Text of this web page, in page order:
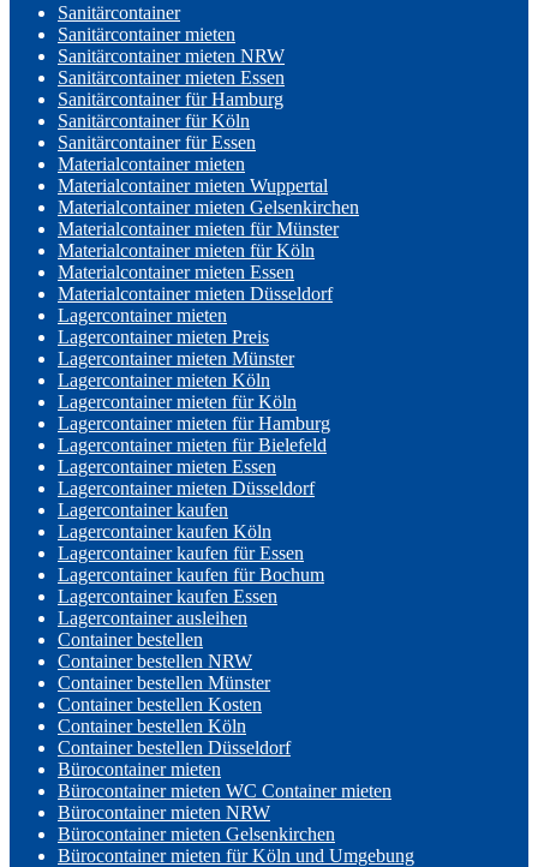
Sanitärcontainer
Sanitärcontainer mieten
Sanitärcontainer mieten NRW
Sanitärcontainer mieten Essen
Sanitärcontainer für Hamburg
Sanitärcontainer für Köln
Sanitärcontainer für Essen
Materialcontainer mieten
Materialcontainer mieten Wuppertal
Materialcontainer mieten Gelsenkirchen
Materialcontainer mieten für Münster
Materialcontainer mieten für Köln
Materialcontainer mieten Essen
Materialcontainer mieten Düsseldorf
Lagercontainer mieten
Lagercontainer mieten Preis
Lagercontainer mieten Münster
Lagercontainer mieten Köln
Lagercontainer mieten für Köln
Lagercontainer mieten für Hamburg
Lagercontainer mieten für Bielefeld
Lagercontainer mieten Essen
Lagercontainer mieten Düsseldorf
Lagercontainer kaufen
Lagercontainer kaufen Köln
Lagercontainer kaufen für Essen
Lagercontainer kaufen für Bochum
Lagercontainer kaufen Essen
Lagercontainer ausleihen
Container bestellen
Container bestellen NRW
Container bestellen Münster
Container bestellen Kosten
Container bestellen Köln
Container bestellen Düsseldorf
Bürocontainer mieten
Bürocontainer mieten WC Container mieten
Bürocontainer mieten NRW
Bürocontainer mieten Gelsenkirchen
Bürocontainer mieten für Köln und Umgebung